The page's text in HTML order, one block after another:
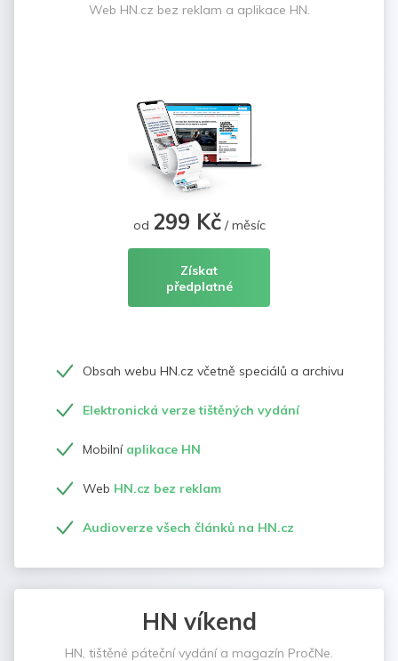
Web HN.cz bez reklam a aplikace HN.
od 299 Kč/ měsíc
Získat
předplatné
Obsah webu HN.cz včetně speciálů a archivu
Elektronická verze tištěných vydání
Mobilní aplikace HN
Web HN.cz bez reklam
Audioverze všech článků na HN.cz
HN víkend
HN, tištěné páteční vydání a magazín PročNe.